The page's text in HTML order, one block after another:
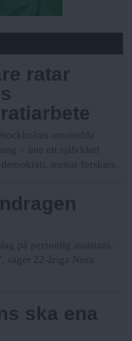
ratar
omstridda
– inte ett självklart
menar forskare.
på personlig assistans.
22-åriga Nora
ska ena